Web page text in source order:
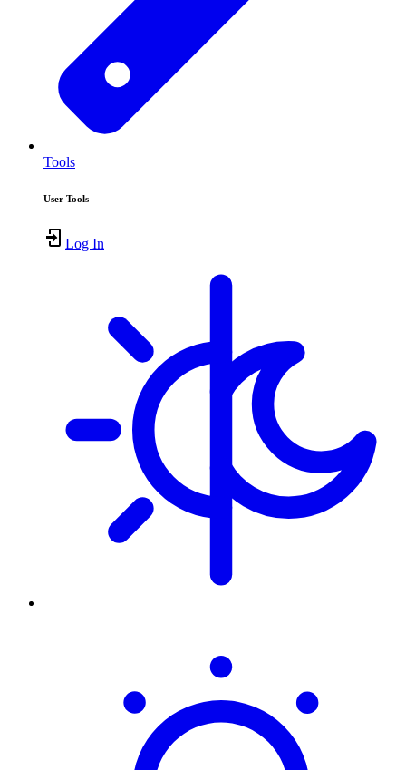
Tools
User Tools
Log In